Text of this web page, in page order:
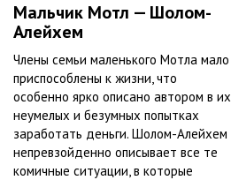
Мальчик Мотл — Шолом-
Алейхем
Члены семьи маленького Мотла мало
приспособлены к жизни, что
особенно ярко описано автором в их
неумелых и безумных попытках
заработать деньги. Шолом-Алейхем
непревзойденно описывает все те
комичные ситуации, в которые